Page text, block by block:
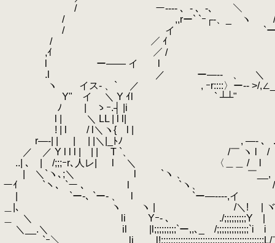
/ ー---- 、- 、-､ ＼
/ ,,rー` `ｰ┌-、_ ヽ / _|_/ﾉ 箒は宿
/ イ `ー＋イ
/ ／ ｲ
,ｲ ／ / ﾉ
l ー―― イ l
.l ／ ー―‐- 、 ＼
ヽ イス- 、`
／ , ｰ
Y" イ
＼ Y ｲl `
ﾉ | ゝｰ.┤ |i
＼
! | l / l＼ヽ{ l | r―ｲ ≧ その提督
r―‐| | | | |＼
／ ／ Y l l l | | | T `、 /￣ ヽ l / ／
..| ､ | /;;;ｰr､人レ| l ＼ 〈＿＿ / l
| ＼`ヽ､;＼ l
`ヽ 、 ￣__,
ーｲ `ヽ、`ー 、 l `ヽ、 /ー
| `ー-､ `ー- 、 l `ー―----,イ
＿|､ ヽ ヽ | /＼! | ヾ､
＿ ＼ li Yｰ- 、 ./
＼__.＼ il |l;;;;;;;;;`ー,,､_ /
`ｰ＼ li